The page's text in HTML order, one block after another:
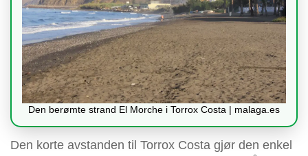
Den berømte strand El Morche i Torrox Costa | malaga.es
Den korte avstanden til Torrox Costa gjør den enkel